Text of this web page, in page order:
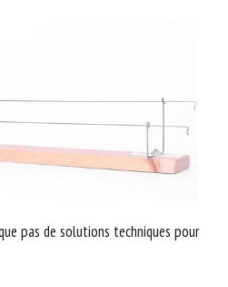
pas de solutions techniques pour